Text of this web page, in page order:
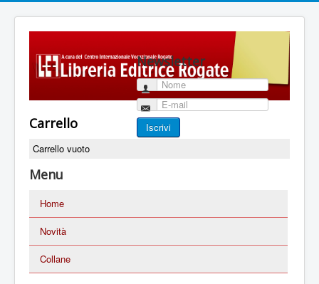
Newsletter
Nome
E-mail
Iscrivi
Carrello
Carrello vuoto
Menu
Home
Novità
Collane